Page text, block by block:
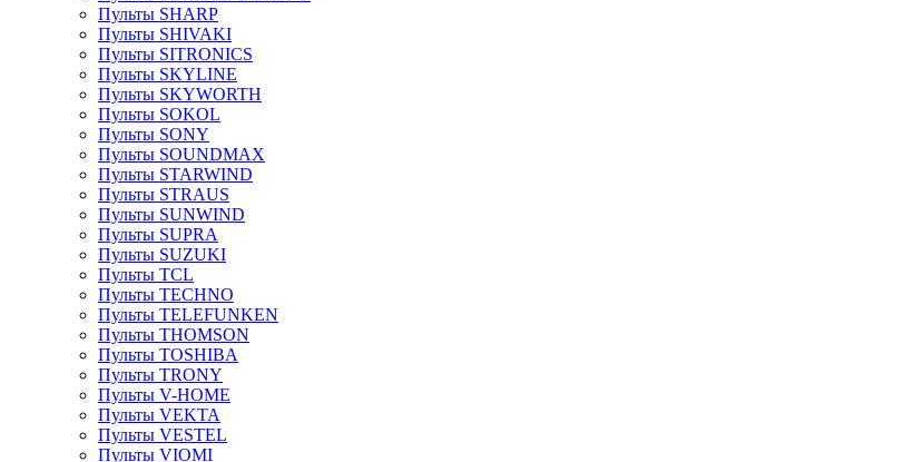
Пульты SHARP
Пульты SHIVAKI
Пульты SITRONICS
Пульты SKYLINE
Пульты SKYWORTH
Пульты SOKOL
Пульты SONY
Пульты SOUNDMAX
Пульты STARWIND
Пульты STRAUS
Пульты SUNWIND
Пульты SUPRA
Пульты SUZUKI
Пульты TCL
Пульты TECHNO
Пульты TELEFUNKEN
Пульты THOMSON
Пульты TOSHIBA
Пульты TRONY
Пульты V-HOME
Пульты VEKTA
Пульты VESTEL
Пульты VIOMI